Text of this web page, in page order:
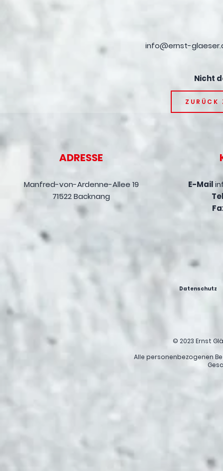
info@ernst-
Nicht
ZURÜCK
ADRESSE
Manfred-von-Ardenne-Allee 19
71522 Backnang
E-Mail
Datenschutz
© 2023 Ernst
Alle personenbezogenen